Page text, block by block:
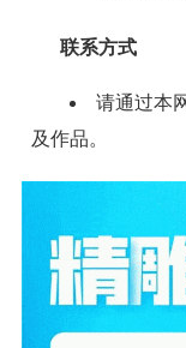
联系方式
请通过本
及作品。